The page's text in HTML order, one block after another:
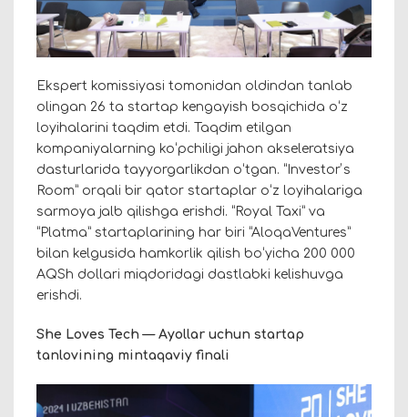
Ekspert komissiyasi tomonidan oldindan tanlab
olingan 26 ta startap kengayish bosqichida oʻz
loyihalarini taqdim etdi. Taqdim etilgan
kompaniyalarning koʻpchiligi jahon akseleratsiya
dasturlarida tayyorgarlikdan oʻtgan. “Investorʼs
Room” orqali bir qator startaplar oʻz loyihalariga
sarmoya jalb qilishga erishdi. “Royal Taxi” va
“Platma” startaplarining har biri “AloqaVentures”
bilan kelgusida hamkorlik qilish boʻyicha 200 000
AQSh dollari miqdoridagi dastlabki kelishuvga
erishdi.
She Loves Tech — Ayollar uchun startap
tanlovining mintaqaviy finali